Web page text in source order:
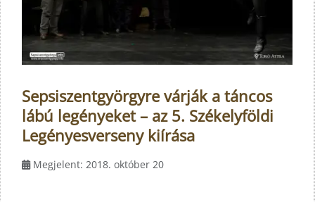
Sepsiszentgyörgyre várják a táncos
lábú legényeket – az 5. Székelyföldi
Legényesverseny kiírása
Megjelent: 2018. október 20